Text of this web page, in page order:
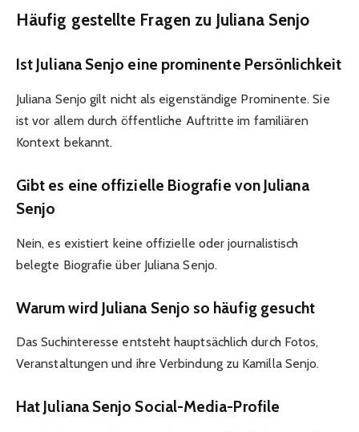
Häufig gestellte Fragen zu Juliana Senjo
Ist Juliana Senjo eine prominente Persönlichkeit
Juliana Senjo gilt nicht als eigenständige Prominente. Sie
ist vor allem durch öffentliche Auftritte im familiären
Kontext bekannt.
Gibt es eine offizielle Biografie von Juliana
Senjo
Nein, es existiert keine offizielle oder journalistisch
belegte Biografie über Juliana Senjo.
Warum wird Juliana Senjo so häufig gesucht
Das Suchinteresse entsteht hauptsächlich durch Fotos,
Veranstaltungen und ihre Verbindung zu Kamilla Senjo.
Hat Juliana Senjo Social-Media-Profile